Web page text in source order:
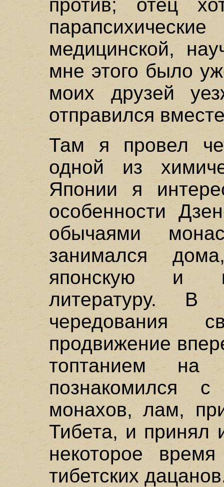
против; отец
медицинской,
мне этого было
моих друзей
отправился
Там я провел
одной из
Японии я
особенности
обычаями
занимался
японскую и
литературу.
продвижение
топтанием
познакомился с
монахов, лам,
Тибета, и принял
некоторое
тибетских